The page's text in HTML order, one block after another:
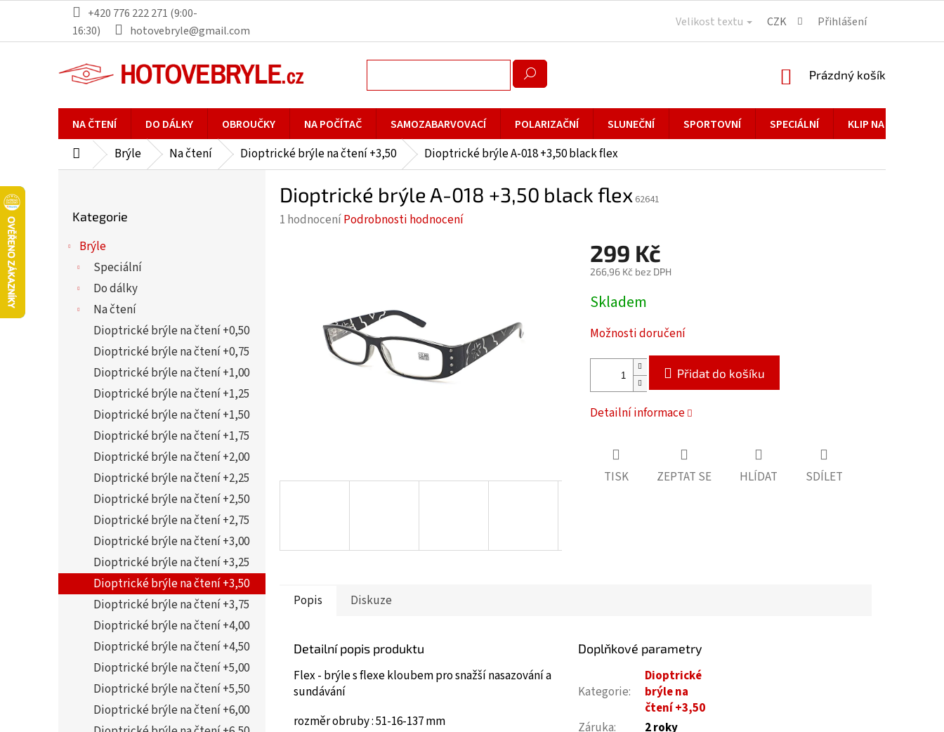
obsah
+420 776 222 271 (9:00-
16:30)
hotovebryle@gmail.com
Velikost textu CZK Přihlášení
NÁKUPNÍ
Prázdný košík
NA ČTENÍ DO DÁLKY OBROUČKY NA POČÍTAČ SAMOZABARVOVACÍ POLARIZAČNÍ SLUNEČNÍ SPORTOVNÍ SPECIÁLNÍ KLIP NA BRÝLE
DomůBrýle Na čtení Dioptrické brýle na čtení +3,50 Dioptrické brýle A-018 +3,50 black flex
kategorie
Kategorie
Brýle
Speciální
Do dálky
Na čtení
Dioptrické brýle na čtení +0,50
Dioptrické brýle na čtení +0,75
Dioptrické brýle na čtení +1,00
Dioptrické brýle na čtení +1,25
Dioptrické brýle na čtení +1,50
Dioptrické brýle na čtení +1,75
Dioptrické brýle na čtení +2,00
Dioptrické brýle na čtení +2,25
Dioptrické brýle na čtení +2,50
Dioptrické brýle na čtení +2,75
Dioptrické brýle na čtení +3,00
Dioptrické brýle na čtení +3,25
Dioptrické brýle na čtení +3,50
Dioptrické brýle na čtení +3,75
Dioptrické brýle na čtení +4,00
Dioptrické brýle na čtení +4,50
Dioptrické brýle na čtení +5,00
Dioptrické brýle na čtení +5,50
Dioptrické brýle na čtení +6,00
Dioptrické brýle A-018 +3,50 black flex 62641
Průměrné
hvězdiček.
1 hodnoceníPodrobnosti hodnocení
299 Kč
266,96 Kč bez DPH
Měrná
cena:
Skladem
Možnosti doručení
Přidat do košíku
Detailní informace
TISK ZEPTAT SE HLÍDAT SDÍLET
Popis Diskuze
Detailní popis produktu
Flex - brýle s flexe kloubem pro snažší nasazování a
sundávání
rozměr obruby : 51-16-137 mm
Doplňkové parametry
Kategorie:
Dioptrické
brýle na
čtení +3,50
Záruka:
2 roky